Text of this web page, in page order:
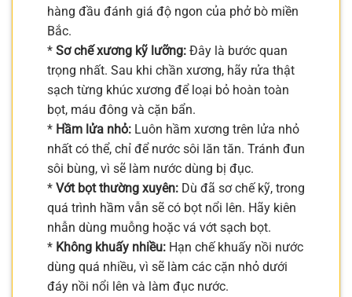
hàng đầu đánh giá độ ngon của phở bò miền
Bắc.
* Sơ chế xương kỹ lưỡng: Đây là bước quan
trọng nhất. Sau khi chần xương, hãy rửa thật
sạch từng khúc xương để loại bỏ hoàn toàn
bọt, máu đông và cặn bẩn.
* Hầm lửa nhỏ: Luôn hầm xương trên lửa nhỏ
nhất có thể, chỉ để nước sôi lăn tăn. Tránh đun
sôi bùng, vì sẽ làm nước dùng bị đục.
* Vớt bọt thường xuyên: Dù đã sơ chế kỹ, trong
quá trình hầm vẫn sẽ có bọt nổi lên. Hãy kiên
nhẫn dùng muỗng hoặc vá vớt sạch bọt.
* Không khuấy nhiều: Hạn chế khuấy nồi nước
dùng quá nhiều, vì sẽ làm các cặn nhỏ dưới
đáy nồi nổi lên và làm đục nước.